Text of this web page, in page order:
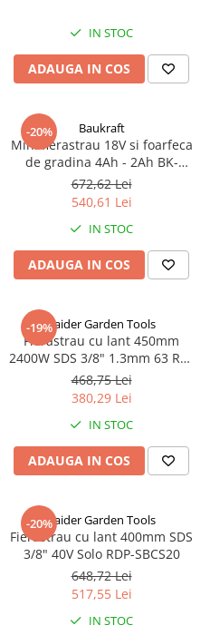
Inclus
IN STOC
ADAUGA IN COS
-20% Baukraft
Mini fierastrau 18V si foarfeca
de gradina 4Ah - 2Ah BK-
GPP25
672,62 Lei
540,61 Lei
IN STOC
ADAUGA IN COS
-19%Raider Garden Tools
Fierastrau cu lant 450mm
2400W SDS 3/8" 1.3mm 63 RD-
ECS30
468,75 Lei
380,29 Lei
IN STOC
ADAUGA IN COS
-20%Raider Garden Tools
Fierastrau cu lant 400mm SDS
3/8" 40V Solo RDP-SBCS20
648,72 Lei
517,55 Lei
IN STOC